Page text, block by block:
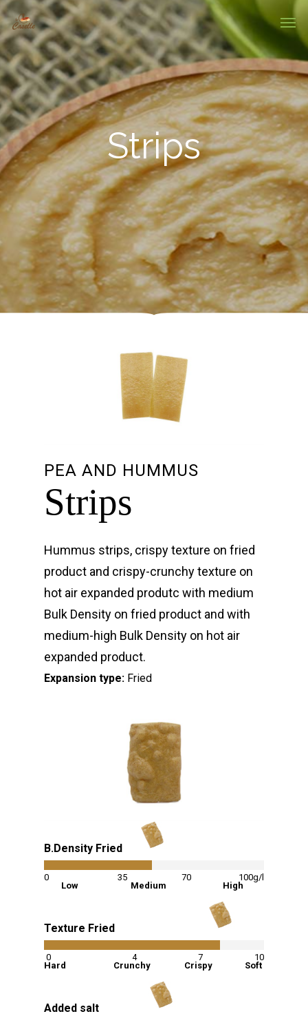
Strips
PEA AND HUMMUS
Strips
Hummus strips, crispy texture on fried
product and crispy-crunchy texture on
hot air expanded produtc with medium
Bulk Density on fried product and with
medium-high Bulk Density on hot air
expanded product.
Expansion type: Fried
B.Density Fried %
0 35 70
100g/l
Low
Medium High
Texture Fried %
0 4 7
10
Hard
Crunchy Crispy Soft
Added salt %